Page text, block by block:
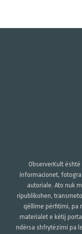
ObserverKult
informacionet,
autoriale. Ato nuk
ripublikohen,
qëllime përfitimi, pa
materialet e këtij
ndërsa shfrytëzimi pa